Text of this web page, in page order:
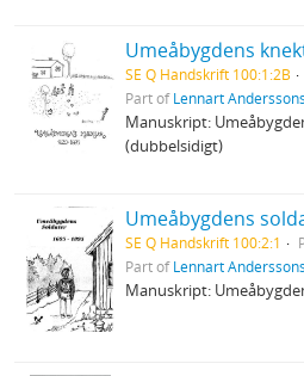
Umeåbygdens
SE Q Handskrift 100:1:2B
Part ofLennart
Manuskript:
(dubbelsidigt)
Umeåbygdens
SE Q Handskrift 100:2:1
Part ofLennart
Manuskript: